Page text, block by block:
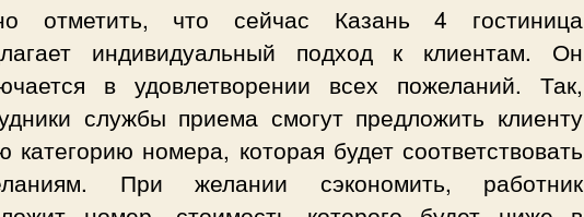
отметить, что сейчас Казань 4 гостиница
индивидуальный подход к клиентам. Он
в удовлетворении всех пожеланий. Так,
службы приема смогут предложить клиенту
категорию номера, которая будет соответствовать
При желании сэкономить, работник